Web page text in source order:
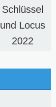
Schlüssel
und Locus
2022